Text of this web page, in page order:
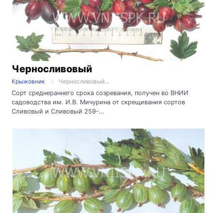
Черносливовый
Крыжовник
Черносливовый...
Сорт среднераннего срока созревания, получен во ВНИИ
садоводства им. И.В. Мичурина от скрещивания сортов
Сливовый и Сливовый 259-...